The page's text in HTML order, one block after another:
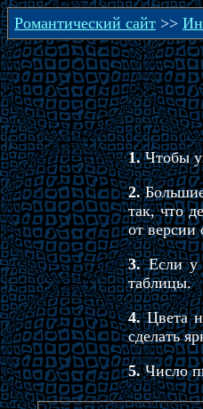
Романтический сайт >>
1.Чтобы
2.
так, что
от версии
3.Если у
таблицы.
4.Цвета
сделать
5.Число